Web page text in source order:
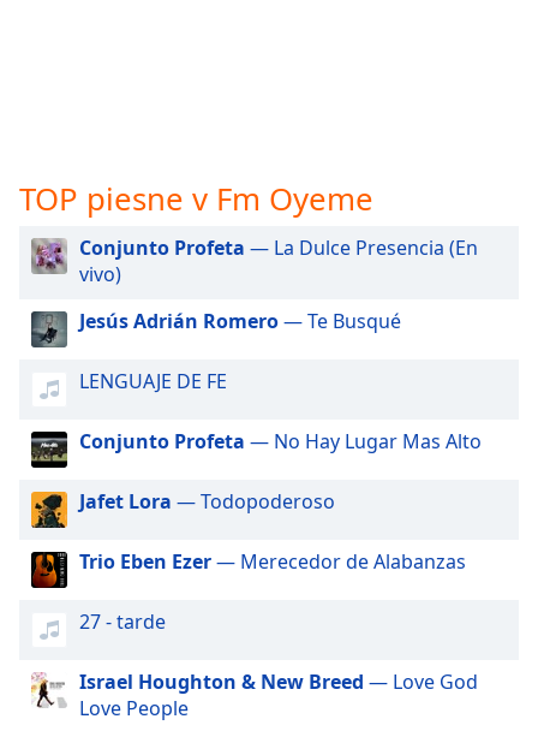
subtitles
off
selected
Track
Picture
This
modal
window.
Beginning
window.
Escape
TOP piesne v Fm Oyeme
Conjunto Profeta — La Dulce Presencia (En
vivo)
Jesús Adrián Romero— Te Busqué
LENGUAJE DE FE
Conjunto Profeta — No Hay Lugar Mas Alto
Jafet Lora — Todopoderoso
Trio Eben Ezer— Merecedor de Alabanzas
27 - tarde
Israel Houghton & New Breed — Love God
Love People